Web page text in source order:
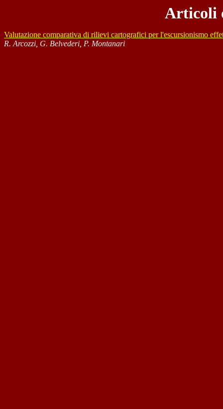
Articoli
Valutazione comparativa di rilievi cartografici per l'escursionismo
R. Arcozzi, G. Belvederi, P. Montanari